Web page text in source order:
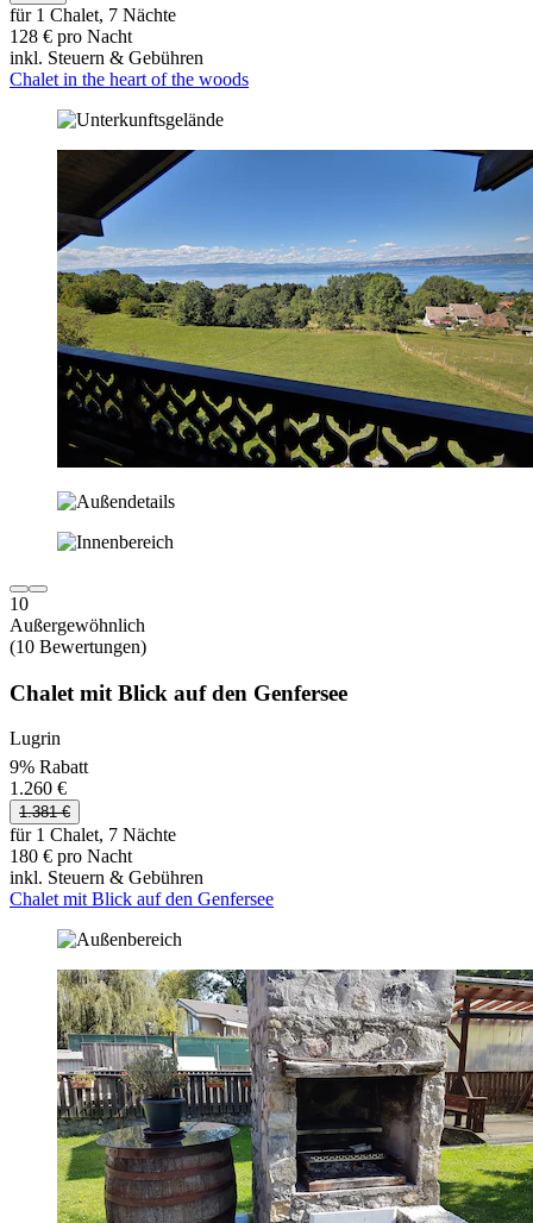
für 1 Chalet, 7 Nächte
128 € pro Nacht
inkl. Steuern & Gebühren
Chalet in the heart of the woods
10
Außergewöhnlich
(10 Bewertungen)
Chalet mit Blick auf den Genfersee
Lugrin
9% Rabatt
1.260 €
1.381 €
für 1 Chalet, 7 Nächte
180 € pro Nacht
inkl. Steuern & Gebühren
Chalet mit Blick auf den Genfersee